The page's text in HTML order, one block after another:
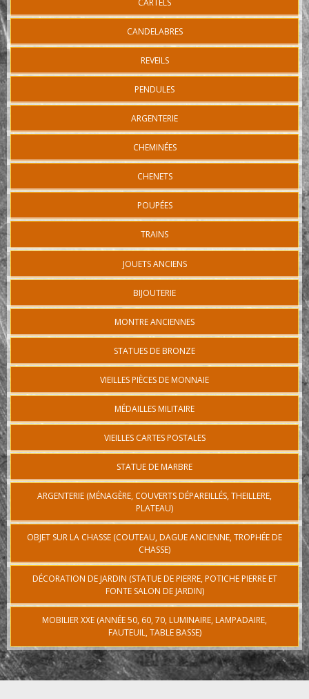
CANDELABRES
REVEILS
PENDULES
ARGENTERIE
CHEMINÉES
CHENETS
POUPÉES
TRAINS
JOUETS ANCIENS
BIJOUTERIE
MONTRE ANCIENNES
STATUES DE BRONZE
VIEILLES PIÈCES DE MONNAIE
MÉDAILLES MILITAIRE
VIEILLES CARTES POSTALES
STATUE DE MARBRE
ARGENTERIE (MÉNAGÈRE, COUVERTS DÉPAREILLÉS, THEILLERE,
PLATEAU)
OBJET SUR LA CHASSE (COUTEAU, DAGUE ANCIENNE, TROPHÉE DE
CHASSE)
DÉCORATION DE JARDIN (STATUE DE PIERRE, POTICHE PIERRE ET
FONTE SALON DE JARDIN)
MOBILIER XXE (ANNÉE 50, 60, 70, LUMINAIRE, LAMPADAIRE,
FAUTEUIL, TABLE BASSE)